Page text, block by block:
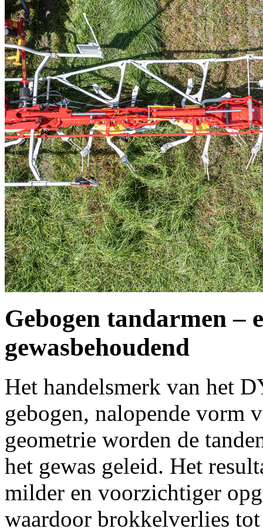
Gebogen tandarmen –
gewasbehoudend
Het handelsmerk van het
gebogen, nalopende vorm
geometrie worden de
het gewas geleid. Het
milder en voorzichtiger
waardoor brokkelverlies